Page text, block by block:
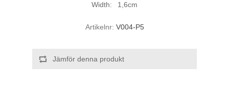
Width: 1,6cm
Artikelnr: V004-P5
Jämför denna produkt